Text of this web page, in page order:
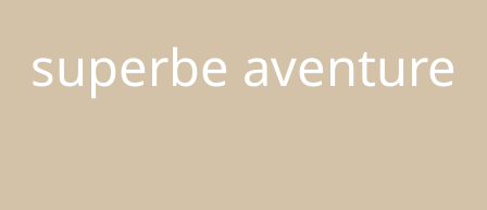
superbe aventure